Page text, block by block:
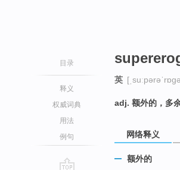
目录
释义
权威词典
用法
例句
英
adj. 额外的，多
网络释义
额外的